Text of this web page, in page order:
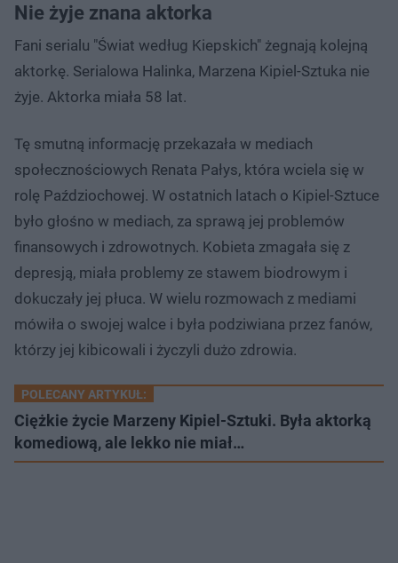
Nie żyje znana aktorka
Fani serialu "Świat według Kiepskich" żegnają kolejną
aktorkę. Serialowa Halinka, Marzena Kipiel-Sztuka nie
żyje. Aktorka miała 58 lat.
Tę smutną informację przekazała w mediach
społecznościowych Renata Pałys, która wciela się w
rolę Paździochowej. W ostatnich latach o Kipiel-Sztuce
było głośno w mediach, za sprawą jej problemów
finansowych i zdrowotnych. Kobieta zmagała się z
depresją, miała problemy ze stawem biodrowym i
dokuczały jej płuca. W wielu rozmowach z mediami
mówiła o swojej walce i była podziwiana przez fanów,
którzy jej kibicowali i życzyli dużo zdrowia.
POLECANY ARTYKUŁ:
Ciężkie życie Marzeny Kipiel-Sztuki. Była aktorką
komediową, ale lekko nie miał…